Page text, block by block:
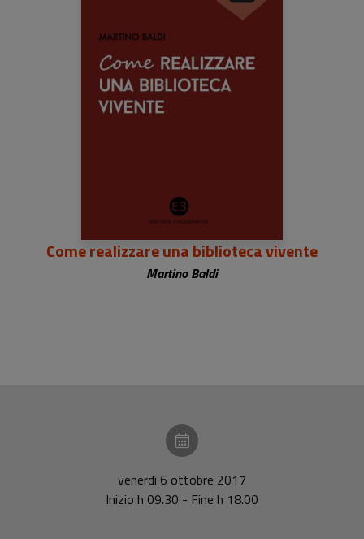
Come realizzare una biblioteca vivente
Martino Baldi
venerdì 6 ottobre 2017
Inizio h 09.30 - Fine h 18.00